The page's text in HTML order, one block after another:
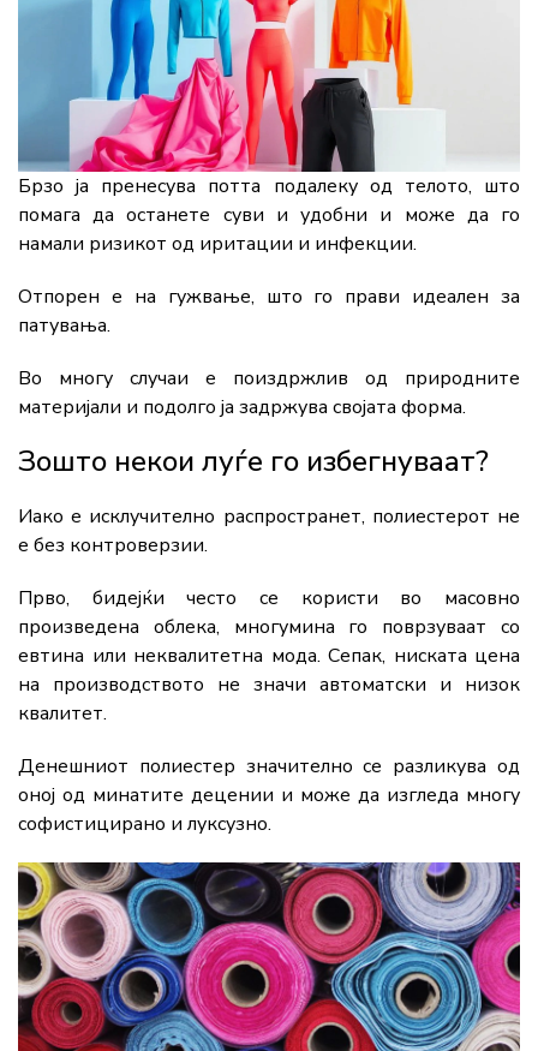
Брзо ја пренесува потта подалеку од телото, што
помага да останете суви и удобни и може да го
намали ризикот од иритации и инфекции.
Отпорен е на гужвање, што го прави идеален за
патувања.
Во многу случаи е поиздржлив од природните
материјали и подолго ја задржува својата форма.
Зошто некои луѓе го избегнуваат?
Иако е исклучително распространет, полиестерот не
е без контроверзии.
Прво, бидејќи често се користи во масовно
произведена облека, многумина го поврзуваат со
евтина или неквалитетна мода. Сепак, ниската цена
на производството не значи автоматски и низок
квалитет.
Денешниот полиестер значително се разликува од
оној од минатите децении и може да изгледа многу
софистицирано и луксузно.